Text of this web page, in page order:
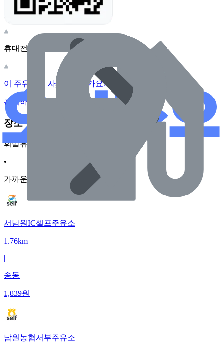
휴대전화 카메라로 찍어보세요
이 주유소의 사장님이신가요?
관리하기
장소 근처 주유소
휘발유
•
가까운순
서남원IC셀프주유소
1.76km
|
송동
1,839원
남원농협서부주유소